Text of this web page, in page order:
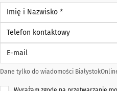
Imię i Nazwisko *
Telefon kontaktowy
Dane tylko do wiadomości